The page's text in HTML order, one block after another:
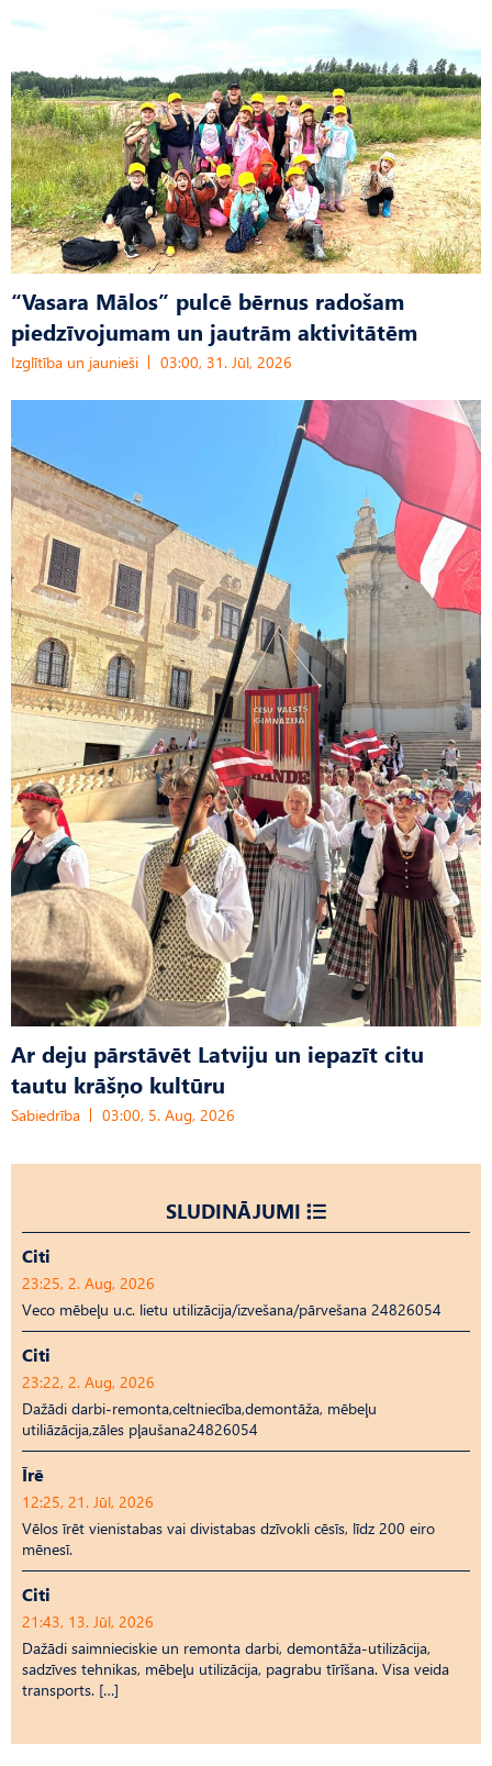
“Vasara Mālos” pulcē bērnus radošam
piedzīvojumam un jautrām aktivitātēm
Izglītība un jaunieši 03:00, 31. Jūl, 2026
Ar deju pārstāvēt Latviju un iepazīt citu
tautu krāšņo kultūru
Sabiedrība 03:00, 5. Aug, 2026
SLUDINĀJUMI
Citi
23:25, 2. Aug, 2026
Veco mēbeļu u.c. lietu utilizācija/izvešana/pārvešana 24826054
Citi
23:22, 2. Aug, 2026
Dažādi darbi-remonta,celtniecība,demontāža, mēbeļu
utiliāzācija,zāles pļaušana24826054
Īrē
12:25, 21. Jūl, 2026
Vēlos īrēt vienistabas vai divistabas dzīvokli cēsīs, līdz 200 eiro
mēnesī.
Citi
21:43, 13. Jūl, 2026
Dažādi saimnieciskie un remonta darbi, demontāža-utilizācija,
sadzīves tehnikas, mēbeļu utilizācija, pagrabu tīrīšana. Visa veida
transports. […]